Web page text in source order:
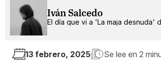
Iván Salcedo
El día que vi a 'La maja desnuda'
13 febrero, 2025 Se lee en 2